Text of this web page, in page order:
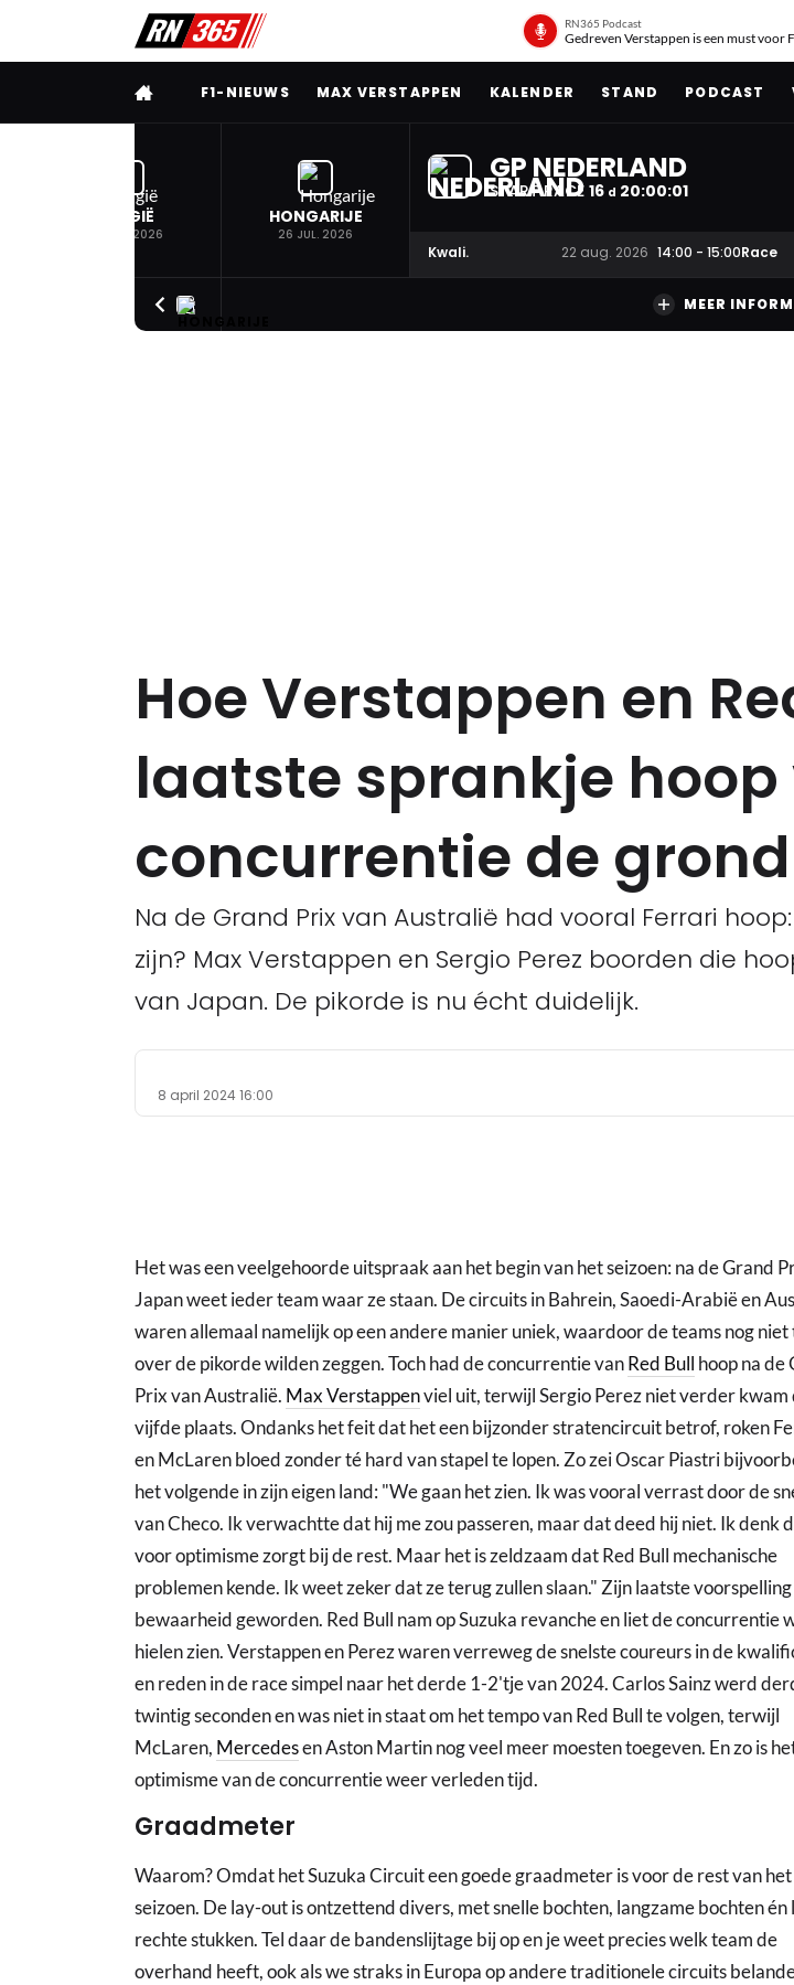
RN365 Podcast
Gedreven Verstappen is een must voor
VOLLEDIG MENU
F1-NIEUWS MAX VERSTAPPEN KALENDER STAND PODCAST
BELGIË
19 JUL. 2026
HONGARIJE
26 JUL. 2026
GP NEDERLAND
START RACE 16 d 20:00:00
Kwali. 22 aug. 2026 14:00 - 15:00Race
MEER
Hoe Verstappen en
laatste sprankje hoop
concurrentie de
Na de Grand Prix van Australië had vooral Ferrari
zijn? Max Verstappen en Sergio Perez boorden die
van Japan. De pikorde is nu écht duidelijk.
8 april 2024 16:00
Het was een veelgehoorde uitspraak aan het begin van het seizoen: na de Grand
Japan weet ieder team waar ze staan. De circuits in Bahrein, Saoedi-Arabië en
waren allemaal namelijk op een andere manier uniek, waardoor de teams nog niet
over de pikorde wilden zeggen. Toch had de concurrentie vanRed Bull hoop na de
Prix van Australië. Max Verstappenviel uit, terwijl Sergio Perez niet verder kwam
vijfde plaats. Ondanks het feit dat het een bijzonder stratencircuit betrof, roken
en McLaren bloed zonder té hard van stapel te lopen. Zo zei Oscar Piastri
het volgende in zijn eigen land: "We gaan het zien. Ik was vooral verrast door de
van Checo. Ik verwachtte dat hij me zou passeren, maar dat deed hij niet. Ik denk
voor optimisme zorgt bij de rest. Maar het is zeldzaam dat Red Bull mechanische
problemen kende. Ik weet zeker dat ze terug zullen slaan." Zijn laatste voorspelling
bewaarheid geworden. Red Bull nam op Suzuka revanche en liet de concurrentie
hielen zien. Verstappen en Perez waren verreweg de snelste coureurs in de
en reden in de race simpel naar het derde 1-2'tje van 2024. Carlos Sainz werd
twintig seconden en was niet in staat om het tempo van Red Bull te volgen, terwijl
McLaren, Mercedesen Aston Martin nog veel meer moesten toegeven. En zo is
optimisme van de concurrentie weer verleden tijd.
Graadmeter
Waarom? Omdat het Suzuka Circuit een goede graadmeter is voor de rest van het
seizoen. De lay-out is ontzettend divers, met snelle bochten, langzame bochten én
rechte stukken. Tel daar de bandenslijtage bij op en je weet precies welk team de
overhand heeft, ook als we straks in Europa op andere traditionele circuits